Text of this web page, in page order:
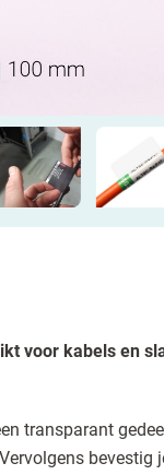
voor kabels en
transparant
bevestig